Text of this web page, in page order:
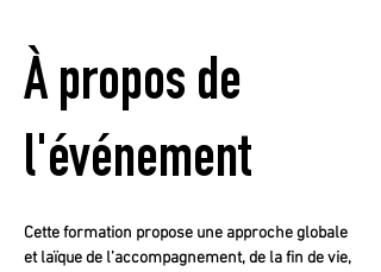
À propos de
l'événement
Cette formation propose une approche globale
et laïque de l’accompagnement, de la fin de vie,